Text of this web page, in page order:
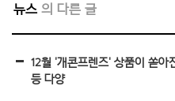
뉴스
12월 '개콘프렌즈' 상품이 쏟
등 다양